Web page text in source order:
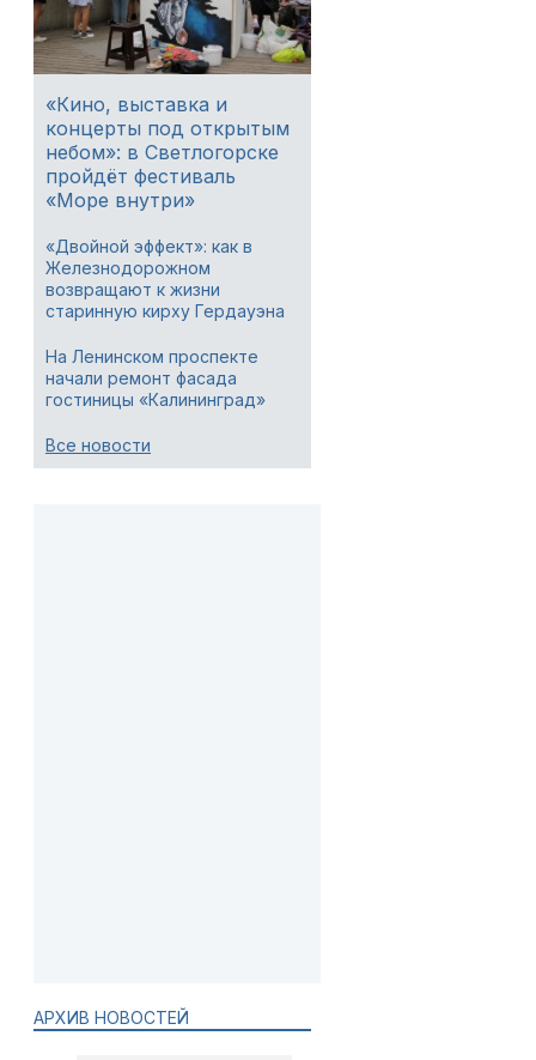
«Кино, выставка и
концерты под открытым
небом»: в Светлогорске
пройдёт фестиваль
«Море внутри»
«Двойной эффект»: как в
Железнодорожном
возвращают к жизни
старинную кирху Гердауэна
На Ленинском проспекте
начали ремонт фасада
гостиницы «Калининград»
Все новости
АРХИВ НОВОСТЕЙ